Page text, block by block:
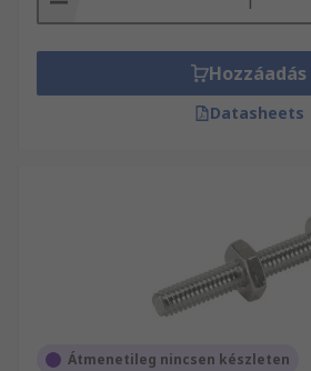
Hozzáadás
Datasheets
Átmenetileg nincsen készleten